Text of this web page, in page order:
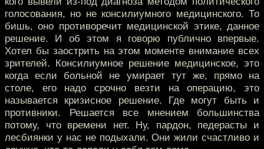
голосования, но не консилиумного медицинского. То
бишь, оно противоречит медицинской этике, данное
решение. И об этом я говорю публично впервые.
Хотел бы заострить на этом моменте внимание всех
зрителей. Консилиумное решение медицинское, это
когда если больной не умирает тут же, прямо на
столе, его надо срочно везти на операцию, это
называется кризисное решение. Где могут быть и
противники. Решается все мнением большинства
потому, что времени нет. Ну, пардон, педерасты и
лесбиянки у нас не подыхали. Они жили счастливо и